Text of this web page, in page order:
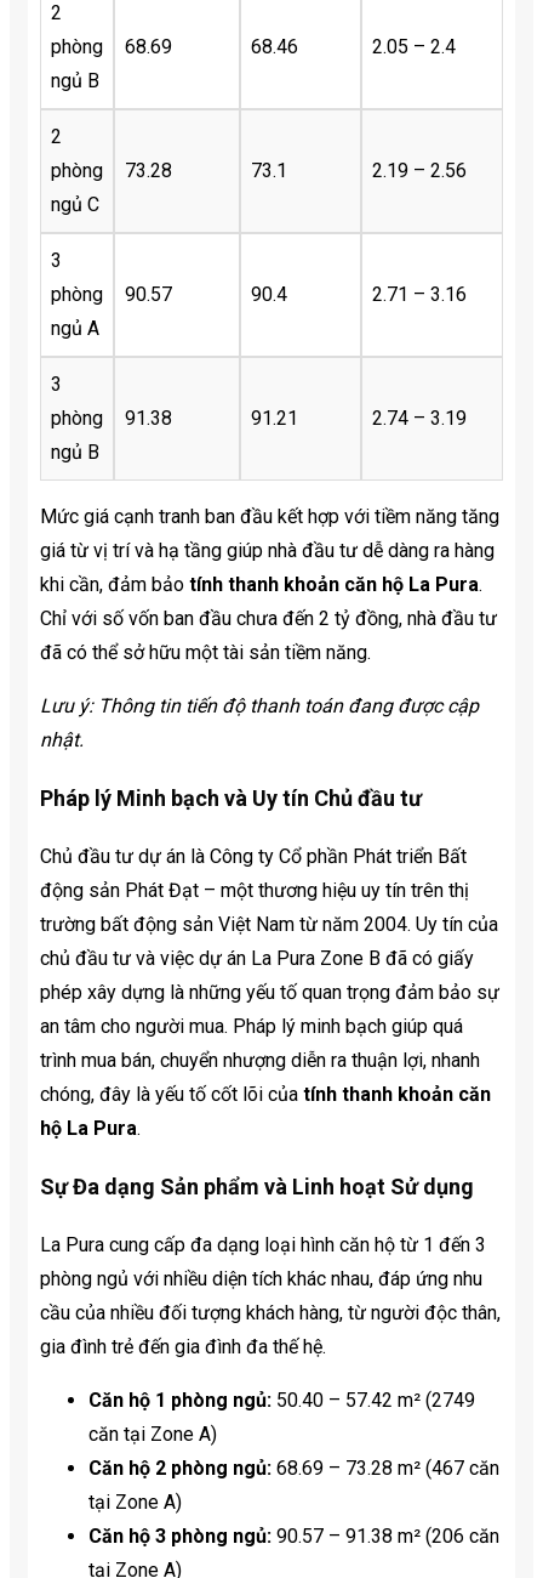
2
phòng
ngủ B
68.69 68.46 2.05 – 2.4
2
phòng
ngủ C
73.28 73.1 2.19 – 2.56
3
phòng
ngủ A
90.57 90.4 2.71 – 3.16
3
phòng
ngủ B
91.38 91.21 2.74 – 3.19
Mức giá cạnh tranh ban đầu kết hợp với tiềm năng tăng
giá từ vị trí và hạ tầng giúp nhà đầu tư dễ dàng ra hàng
khi cần, đảm bảo tính thanh khoản căn hộ La Pura.
Chỉ với số vốn ban đầu chưa đến 2 tỷ đồng, nhà đầu tư
đã có thể sở hữu một tài sản tiềm năng.
Lưu ý: Thông tin tiến độ thanh toán đang được cập
nhật.
Pháp lý Minh bạch và Uy tín Chủ đầu tư
Chủ đầu tư dự án là Công ty Cổ phần Phát triển Bất
động sản Phát Đạt – một thương hiệu uy tín trên thị
trường bất động sản Việt Nam từ năm 2004. Uy tín của
chủ đầu tư và việc dự án La Pura Zone B đã có giấy
phép xây dựng là những yếu tố quan trọng đảm bảo sự
an tâm cho người mua. Pháp lý minh bạch giúp quá
trình mua bán, chuyển nhượng diễn ra thuận lợi, nhanh
chóng, đây là yếu tố cốt lõi của tính thanh khoản căn
hộ La Pura.
Sự Đa dạng Sản phẩm và Linh hoạt Sử dụng
La Pura cung cấp đa dạng loại hình căn hộ từ 1 đến 3
phòng ngủ với nhiều diện tích khác nhau, đáp ứng nhu
cầu của nhiều đối tượng khách hàng, từ người độc thân,
gia đình trẻ đến gia đình đa thế hệ.
Căn hộ 1 phòng ngủ: 50.40 – 57.42 m² (2749
căn tại Zone A)
Căn hộ 2 phòng ngủ: 68.69 – 73.28 m² (467 căn
tại Zone A)
Căn hộ 3 phòng ngủ: 90.57 – 91.38 m² (206 căn
tại Zone A)